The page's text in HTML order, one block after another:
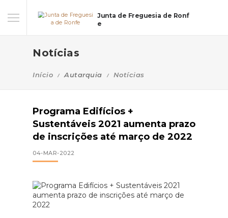
Junta de Freguesia de Ronf
e
Notícias
Início Autarquia Notícias
Programa Edifícios +
Sustentáveis 2021 aumenta prazo
de inscrições até março de 2022
04-MAR-2022